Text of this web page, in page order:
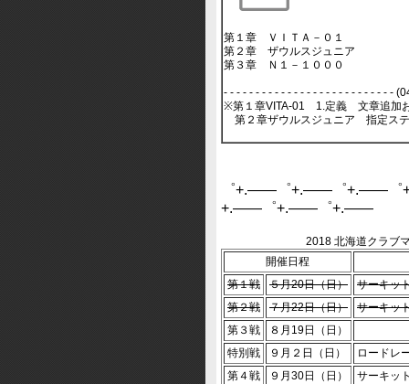
第１章 ＶＩＴＡ－０１
第２章 ザウルスジュニア
第３章 Ｎ１－１０００
- - - - - - - - - - - - - - - - - - - - - - - - - - -
※第１章VITA-01 1.定義 文章追加
第２章ザウルスジュニア 指定ス
゜+.――゜+.――゜+.――
+.――゜+.――゜+.――
2018 北海道クラブ
開催日程
第１戦
５月20日（日）
サーキッ
第２戦
７月22日（日）
サーキッ
第３戦
８月19日（日）
特別戦
９月２日（日）
ロードレ
第４戦
９月30日（日） サーキッ